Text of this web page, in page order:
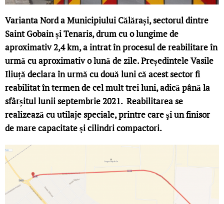
Varianta Nord a Municipiului Călărași, sectorul dintre
Saint Gobain și Tenaris, drum cu o lungime de
aproximativ 2,4 km, a intrat în procesul de reabilitare în
urmă cu aproximativ o lună de zile. Președintele Vasile
Iliuță declara în urmă cu două luni că acest sector fi
reabilitat în termen de cel mult trei luni, adică până la
sfârșitul lunii septembrie 2021. Reabilitarea se
realizează cu utilaje speciale, printre care şi un finisor
de mare capacitate şi cilindri compactori.